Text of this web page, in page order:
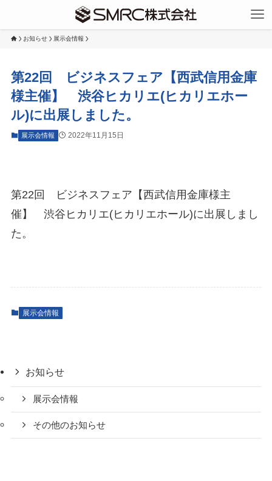
お知らせ 展示会情報
第22回 ビジネスフェア【西武信用金庫
様主催】 渋谷ヒカリエ(ヒカリエホー
ル)に出展しました。
展示会情報 2022年11月15日
第22回 ビジネスフェア【西武信用金庫様主
催】 渋谷ヒカリエ(ヒカリエホール)に出展しまし
た。
展示会情報
お知らせ
展示会情報
その他のお知らせ